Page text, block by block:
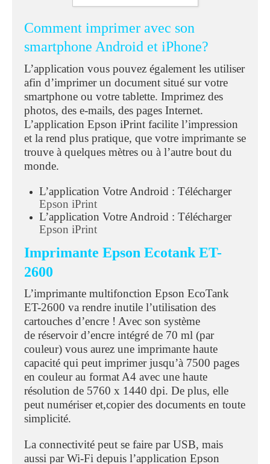
Comment imprimer avec son
smartphone Android et iPhone?
L’application vous pouvez également les utiliser
afin d’imprimer un document situé sur votre
smartphone ou votre tablette. Imprimez des
photos, des e-mails, des pages Internet.
L’application Epson iPrint facilite l’impression
et la rend plus pratique, que votre imprimante se
trouve à quelques mètres ou à l’autre bout du
monde.
L’application Votre Android : Télécharger
Epson iPrint
L’application Votre Android : Télécharger
Epson iPrint
Imprimante Epson Ecotank ET-
2600
L’imprimante multifonction Epson EcoTank
ET-2600 va rendre inutile l’utilisation des
cartouches d’encre ! Avec son système
de réservoir d’encre intégré de 70 ml (par
couleur) vous aurez une imprimante haute
capacité qui peut imprimer jusqu’à 7500 pages
en couleur au format A4 avec une haute
résolution de 5760 x 1440 dpi. De plus, elle
peut numériser et,copier des documents en toute
simplicité.
La connectivité peut se faire par USB, mais
aussi par Wi-Fi depuis l’application Epson